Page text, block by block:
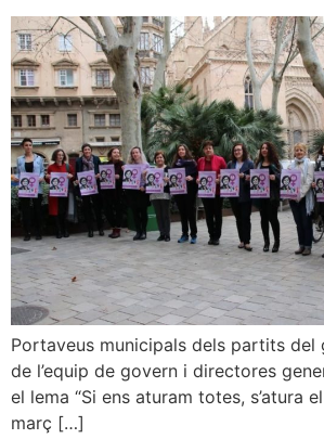
Portaveus municipals dels partits del
de l’equip de govern i directores
el lema “Si ens aturam totes, s’atura
març […]